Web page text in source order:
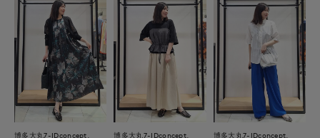
博多大丸7-IDconcept. 博多大丸7-IDconcept. 博多大丸7-IDconcept.